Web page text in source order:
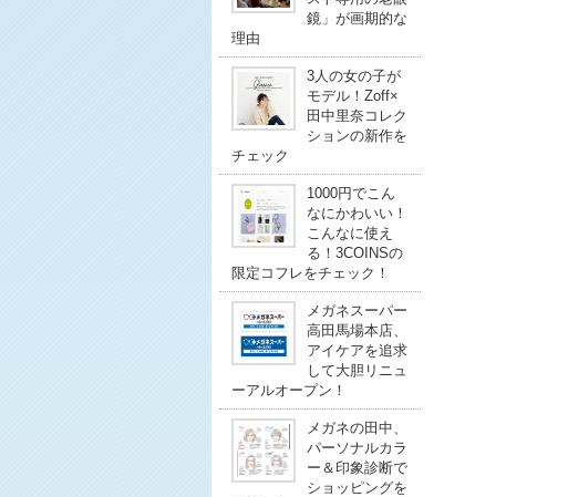
鏡」が画期的な
理由
3人の女の子が
モデル！Zoff×
田中里奈コレク
ションの新作を
チェック
1000円でこん
なにかわいい！
こんなに使え
る！3COINSの
限定コフレをチェック！
メガネスーパー
高田馬場本店、
アイケアを追求
して大胆リニュ
ーアルオープン！
メガネの田中、
パーソナルカラ
ー＆印象診断で
ショッピングを